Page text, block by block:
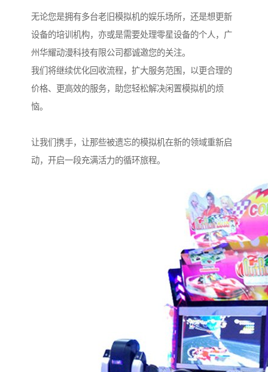
无论您是拥有多台老旧模拟机的娱乐场所，还是想更新
设备的培训机构，亦或是需要处理零星设备的个人，广
州华耀动漫科技有限公司都诚邀您的关注。
我们将继续优化回收流程，扩大服务范围，以更合理的
价格、更高效的服务，助您轻松解决闲置模拟机的烦
恼。
让我们携手，让那些被遗忘的模拟机在新的领域重新启
动，开启一段充满活力的循环旅程。